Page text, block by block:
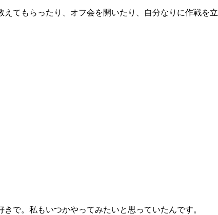
てもらったり、オフ会を開いたり、自分なりに作戦を立
で。私もいつかやってみたいと思っていたんです。